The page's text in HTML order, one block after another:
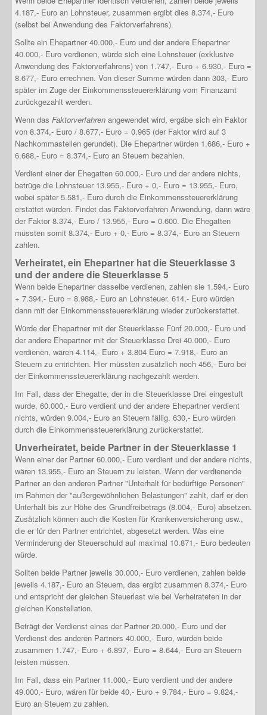
4.187,- Euro an Lohnsteuer, zusammen ergibt dies 8.374,- Euro
(selbst bei Anwendung des Faktorverfahrens).
Sollte ein Ehepartner 40.000,- Euro und der andere Ehepartner
40.000,- Euro verdienen, würde sich eine Lohnsteuer (exklusive
Anwendung des Faktorverfahrens) von 1.747,- Euro + 6.930,- Euro =
8.677,- Euro errechnen. Von dieser Summe würden dann 303,- Euro
später im Zuge der Einkommenssteuererklärung vom Finanzamt
zurückgezahlt werden.
Wenn das Faktorverfahren angewendet wird, ergäbe sich ein Faktor
von 8.374,- Euro / 8.677,- Euro = 0.965 (der Faktor wird auf 3
Nachkommastellen gerundet). Die Ehepartner würden 1.686,- Euro +
6.688,- Euro = 8.374,- Euro an Steuern bezahlen.
Verdient einer der Ehegatten 60.000,- Euro und der andere nichts,
betrüge die Lohnsteuer 13.955,- Euro + 0,- Euro = 13.955,- Euro,
wobei später 5.581,- Euro durch die Einkommenssteuererklärung
erstattet würden. Findet das Faktorverfahren Anwendung, dann wäre
der Faktor 8.374,- Euro / 13.955,- Euro = 0.600. Die Ehegatten
müssten somit 8.374,- Euro + 0,- Euro = 8.374,- Euro an Steuern
zahlen.
Verheiratet, ein Ehepartner hat die Steuerklasse 3
und der andere die Steuerklasse 5
Wenn beide Ehepartner dasselbe verdienen, zahlen sie 1.594,- Euro
+ 7.394,- Euro = 8.988,- Euro an Lohnsteuer. 614,- Euro würden
dann mit der Einkommenssteuererklärung wieder zurückerstattet.
Würde der Ehepartner mit der Steuerklasse Fünf 20.000,- Euro und
der andere Ehepartner mit der Steuerklasse Drei 40.000,- Euro
verdienen, wären 4.114,- Euro + 3.804 Euro = 7.918,- Euro an
Steuern zu entrichten. Hier müssten zusätzlich noch 456,- Euro bei
der Einkommenssteuererklärung nachgezahlt werden.
Im Fall, dass der Ehegatte, der in die Steuerklasse Drei eingestuft
wurde, 60.000,- Euro verdient und der andere Ehepartner verdient
nichts, würden 9.004,- Euro an Steuern fällig. 630,- Euro würden
durch die Einkommenssteuererklärung zurückerstattet.
Unverheiratet, beide Partner in der Steuerklasse 1
Wenn einer der Partner 60.000,- Euro verdient und der andere nichts,
wären 13.955,- Euro an Steuern zu leisten. Wenn der verdienende
Partner an den anderen Partner "Unterhalt für bedürftige Personen"
im Rahmen der "außergewöhnlichen Belastungen" zahlt, darf er den
Unterhalt bis zur Höhe des Grundfreibetrags (8.004,- Euro) absetzen.
Zusätzlich können auch die Kosten für Krankenversicherung usw.,
die er für den Partner entrichtet, abgesetzt werden. Was eine
Verminderung der Steuerschuld auf maximal 10.871,- Euro bedeuten
würde.
Sollten beide Partner jeweils 30.000,- Euro verdienen, zahlen beide
jeweils 4.187,- Euro an Steuern, das ergibt zusammen 8.374,- Euro
und entspricht der gleichen Steuerlast wie bei Verheirateten in der
gleichen Konstellation.
Beträgt der Verdienst eines der Partner 20.000,- Euro und der
Verdienst des anderen Partners 40.000,- Euro, würden beide
zusammen 1.747,- Euro + 6.897,- Euro = 8.644,- Euro an Steuern
leisten müssen.
Im Fall, dass ein Partner 11.000,- Euro verdient und der andere
49.000,- Euro, wären für beide 40,- Euro + 9.784,- Euro = 9.824,-
Euro an Steuern zu zahlen.